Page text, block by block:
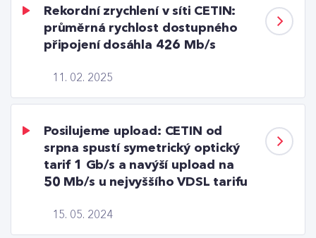
11. 02. 2025
Rekordní zrychlení v síti CETIN:
průměrná rychlost dostupného
připojení dosáhla 426 Mb/s
15. 05. 2024
Posilujeme upload: CETIN od
srpna spustí symetrický optický
tarif 1 Gb/s a navýší upload na
50 Mb/s u nejvyššího VDSL tarifu